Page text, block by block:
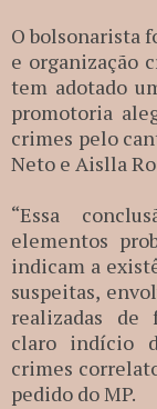
O bolsonarista
e organização
tem adotado
promotoria
crimes pelo
Neto e Aislla
“Essa
elementos
indicam a
suspeitas,
realizadas de
claro indício
crimes
pedido do MP.